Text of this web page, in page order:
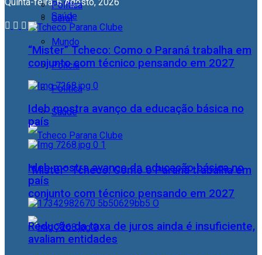
Geral
Mundo
Polícia
Política
Saúde
“Mister” Tcheco: Como o Paraná trabalha em
conjunto com técnico pensando em 2027
Política
Saúde
“Mister” Tcheco: Como o Paraná trabalha em
conjunto com técnico pensando em 2027
Ideb mostra avanço da educação básica no
país
Ideb mostra avanço da educação básica no
país
Redução da taxa de juros ainda é insuficiente,
avaliam entidades